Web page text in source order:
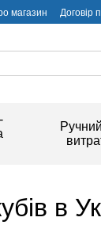
магазин
Договір
в